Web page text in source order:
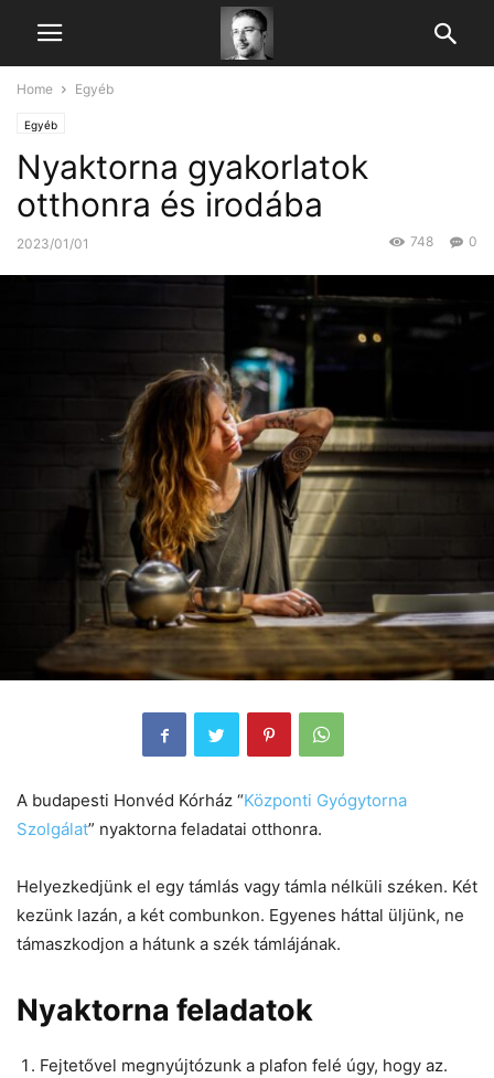
Home Egyéb
Egyéb
Nyaktorna gyakorlatok
otthonra és irodába
2023/01/01 0
748
A budapesti Honvéd Kórház “Központi Gyógytorna
Szolgálat” nyaktorna feladatai otthonra.
Helyezkedjünk el egy támlás vagy támla nélküli széken. Két
kezünk lazán, a két combunkon. Egyenes háttal üljünk, ne
támaszkodjon a hátunk a szék támlájának.
Nyaktorna feladatok
Fejtetővel megnyújtózunk a plafon felé úgy, hogy az.